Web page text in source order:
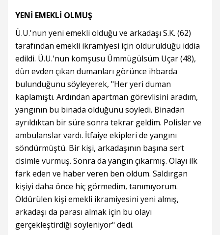
YENİ EMEKLİ OLMUŞ
Ü.U.'nun yeni emekli olduğu ve arkadaşı S.K. (62)
tarafından emekli ikramiyesi için öldürüldüğü iddia
edildi. Ü.U.'nun komşusu Ümmügülsüm Uçar (48),
dün evden çıkan dumanları görünce ihbarda
bulunduğunu söyleyerek, "Her yeri duman
kaplamıştı. Ardından apartman görevlisini aradım,
yangının bu binada olduğunu söyledi. Binadan
ayrıldıktan bir süre sonra tekrar geldim. Polisler ve
ambulanslar vardı. İtfaiye ekipleri de yangını
söndürmüştü. Bir kişi, arkadaşının başına sert
cisimle vurmuş. Sonra da yangın çıkarmış. Olayı ilk
fark eden ve haber veren ben oldum. Saldırgan
kişiyi daha önce hiç görmedim, tanımıyorum.
Öldürülen kişi emekli ikramiyesini yeni almış,
arkadaşı da parası almak için bu olayı
gerçekleştirdiği söyleniyor" dedi.